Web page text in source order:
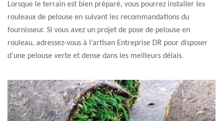
Lorsque le terrain est bien préparé, vous pourrez installer les
rouleaux de pelouse en suivant les recommandations du
fournisseur. Si vous avez un projet de pose de pelouse en
rouleau, adressez-vous à l’artisan Entreprise DR pour disposer
d’une pelouse verte et dense dans les meilleurs délais.